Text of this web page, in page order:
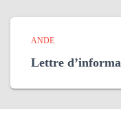
ANDE
Lettre